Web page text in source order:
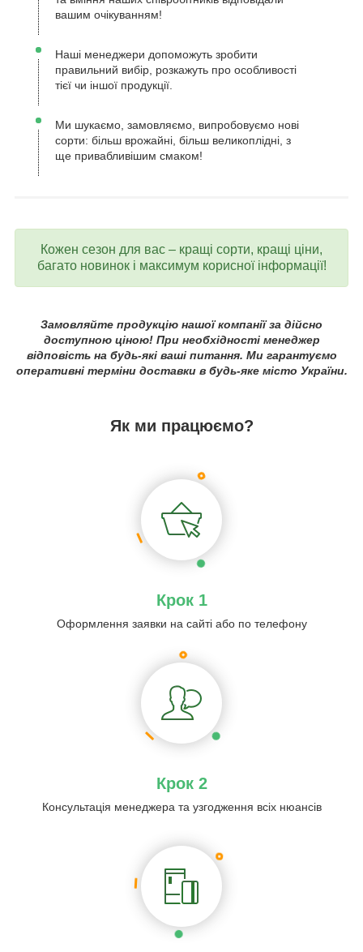
вашим очікуванням!
Наші менеджери допоможуть зробити
правильний вибір, розкажуть про особливості
тієї чи іншої продукції.
Ми шукаємо, замовляємо, випробовуємо нові
сорти: більш врожайні, більш великоплідні, з
ще привабливішим смаком!
Кожен сезон для вас – кращі сорти, кращі ціни,
багато новинок і максимум корисної інформації!
Замовляйте продукцію нашої компанії за дійсно
доступною ціною! При необхідності менеджер
відповість на будь-які ваші питання. Ми гарантуємо
оперативні терміни доставки в будь-яке місто України.
Як ми працюємо?
Крок 1
Оформлення заявки на сайті або по телефону
Крок 2
Консультація менеджера та узгодження всіх нюансів